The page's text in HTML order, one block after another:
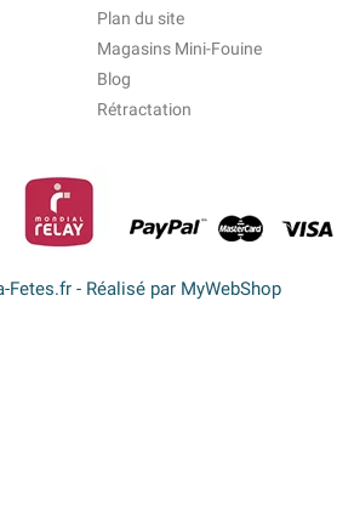
Plan du site
Magasins Mini-Fouine
Blog
Rétractation
Fetes.fr - Réalisé par MyWebShop